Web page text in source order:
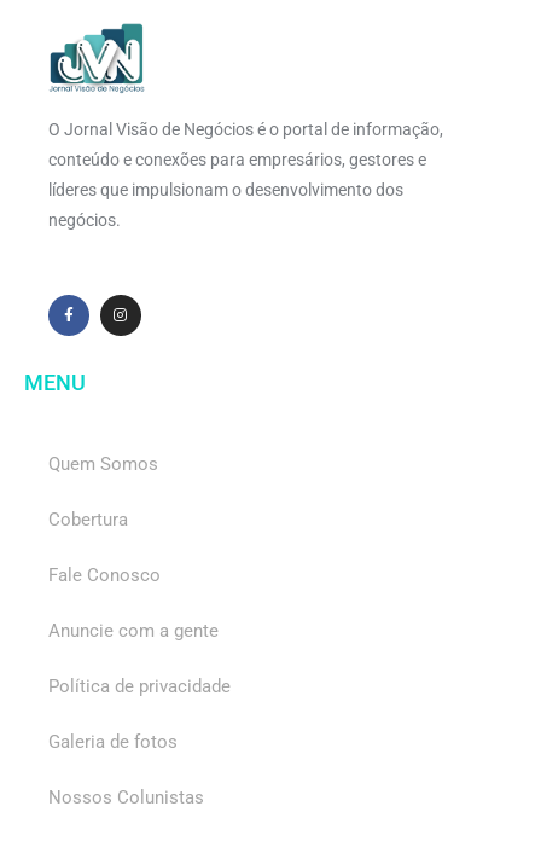
O Jornal Visão de Negócios é o portal de informação,
conteúdo e conexões para empresários, gestores e
líderes que impulsionam o desenvolvimento dos
negócios.
MENU
Quem Somos
Cobertura
Fale Conosco
Anuncie com a gente
Política de privacidade
Galeria de fotos
Nossos Colunistas